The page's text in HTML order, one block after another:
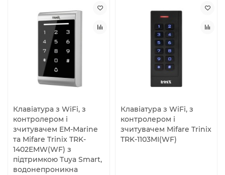
Клавіатура з WiFi, з
контролером і
зчитувачем EM-Marine
та Mifare Trinix TRK-
1402EMW(WF) з
підтримкою Tuya Smart,
водонепроникна
Клавіатура з WiFi, з
контролером і
зчитувачем Mifare Trinix
TRK-1103MI(WF)